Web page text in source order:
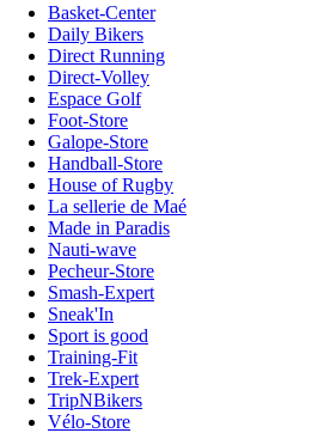
Basket-Center
Daily Bikers
Direct Running
Direct-Volley
Espace Golf
Foot-Store
Galope-Store
Handball-Store
House of Rugby
La sellerie de Maé
Made in Paradis
Nauti-wave
Pecheur-Store
Smash-Expert
Sneak'In
Sport is good
Training-Fit
Trek-Expert
TripNBikers
Vélo-Store